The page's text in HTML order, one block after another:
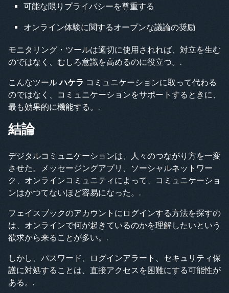
可能な限りプライバシーを尊重する
オンライン体験に関するオープンな議論の奨励
モニタリング・ツールは適切に使用されれば、対立を生む
のではなく、むしろ意識を高めるのに役立つ。.
こんなツールハケラ コミュニケーションに取って代わる
のではなく、コミュニケーションをサポートするときに、
最も効果的に機能する。.
結論
デジタルコミュニケーションは、人々のつながり方を一変
させた。メッセージングアプリ、ソーシャルネットワー
ク、オンラインコミュニティによって、コミュニケーショ
ンはかつてないほど容易になった。.
フェイスブックのアカウントにログインする方法を探すの
は、オンラインで何が起きているのかを理解したいという
欲求から来ることが多い。.
しかし、パスワード、ログインアラート、セキュリティ保
護に対処することは、直接アクセスを困難にする可能性が
ある。.